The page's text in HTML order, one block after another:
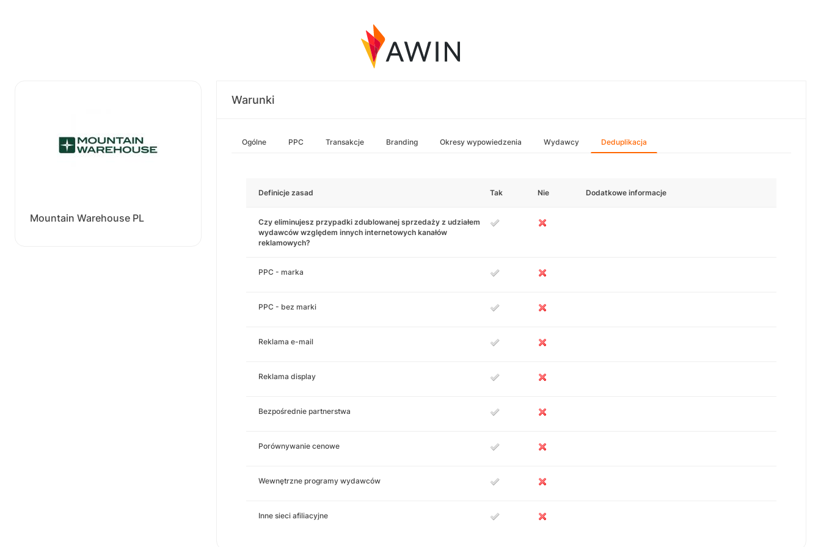
Mountain Warehouse PL
Warunki
Ogólne PPC Transakcje Branding Okresy wypowiedzenia Wydawcy Deduplikacja
Definicje zasad Tak Nie Dodatkowe informacje
Czy eliminujesz przypadki zdublowanej sprzedaży z udziałem
wydawców względem innych internetowych kanałów
reklamowych?
PPC - marka
PPC - bez marki
Reklama e-mail
Reklama display
Bezpośrednie partnerstwa
Porównywanie cenowe
Wewnętrzne programy wydawców
Inne sieci afiliacyjne